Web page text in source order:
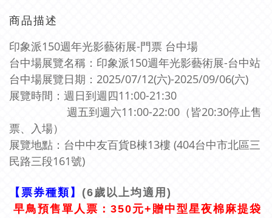
商品描述
印象派150週年光影藝術展-門票 台中場
台中場展覽名稱：印象派150週年光影藝術展-台中站
台中場展覽日期：2025/07/12(六)-2025/09/06(六)
展覽時間：週日到週四11:00-21:30
週五到週六11:00-22:00（皆20:30停止售
票、入場）
展覽地點： 台中中友百貨B棟13樓 (404台中市北區三
民路三段161號)
【票券種類】 (6歲以上均適用)
早鳥預售單人票：350元+贈中型星夜棉麻提袋